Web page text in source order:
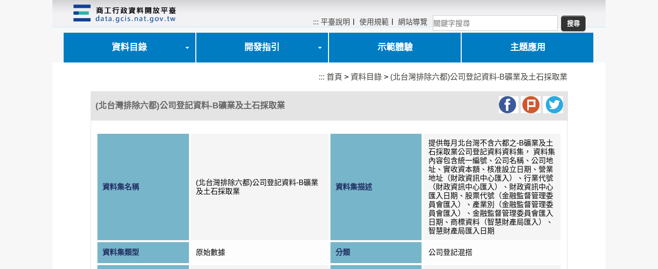
::: 平臺說明 〡使用規範 〡網站導覽
資料目錄 開發指引 示範體驗 主題應用
::: 首頁 >資料目錄 > (北台灣排除六都)公司登記資料-B礦業及土石採取業
(北台灣排除六都)公司登記資料-B礦業及土石採取業
資料集名稱
(北台灣排除六都)公司登記資料-B礦業
及土石採取業
資料集描述
提供每月北台灣不含六都之-B礦業及土
石採取業公司登記資料資料集， 資料集
內容包含統一編號、公司名稱、公司地
址、實收資本額、核准設立日期、營業
地址（財政資訊中心匯入）、行業代號
（財政資訊中心匯入）、財政資訊中心
匯入日期、股票代號（金融監督管理委
員會匯入）、產業別（金融監督管理委
員會匯入）、金融監督管理委員會匯入
日期、商標資料（智慧財產局匯入）、
智慧財產局匯入日期
資料集類型 原始數據 分類 公司登記混搭